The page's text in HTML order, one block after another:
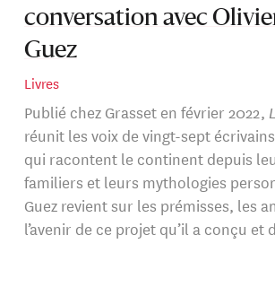
conversation avec
Guez
Livres
Publié chez Grasset en février 2022,
réunit les voix de vingt-sept
qui racontent le continent depuis
familiers et leurs mythologies
Guez revient sur les prémisses, les
l’avenir de ce projet qu’il a conçu et